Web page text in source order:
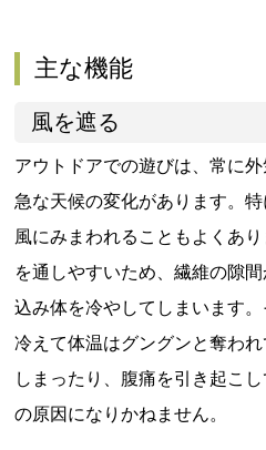
主な機能
風を遮る
アウトドアでの遊びは、常に
急な天候の変化があります。
風にみまわれることもよくあ
を通しやすいため、繊維の隙
込み体を冷やしてしまいます
冷えて体温はグングンと奪わ
しまったり、腹痛を引き起こ
の原因になりかねません。